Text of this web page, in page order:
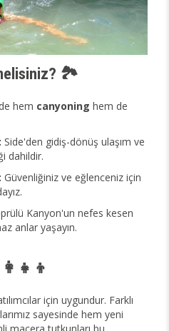
🏞️
hem canyoning hem de
Side'den gidiş-dönüş ulaşım ve
dahildir.
Güvenliğiniz ve eğlenceniz için
Kanyon'un nefes kesen
anlar yaşayın.
için uygundur. Farklı
sayesinde hem yeni